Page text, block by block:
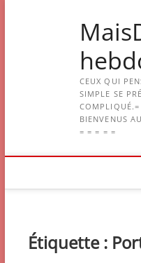
CEUX QUI
SIMPLE SE
COMPLIQUÉ.=
BIENVENUS
= = = = =
Étiquette :